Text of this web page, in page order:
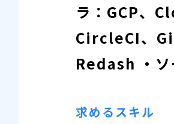
ラ：GCP、
CircleCI、
Redash ・
求めるスキル